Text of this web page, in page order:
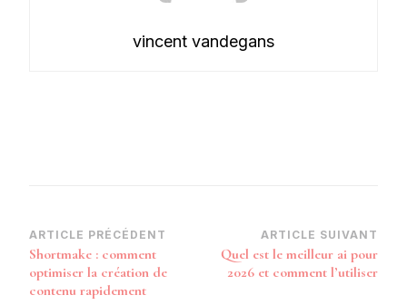
vincent vandegans
Navigation
d’article
ARTICLE PRÉCÉDENT
Shortmake : comment
optimiser la création de
contenu rapidement
ARTICLE SUIVANT
Quel est le meilleur ai pour
2026 et comment l’utiliser